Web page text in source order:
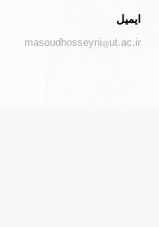
ایمیل
masoudhosseyni@ut.ac.ir